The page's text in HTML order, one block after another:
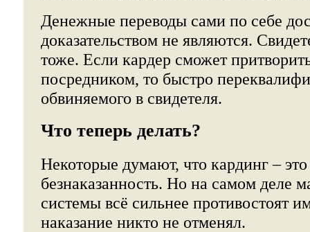
Денежные переводы сами по себе
доказательством не являются.
тоже. Если кардер сможет
посредником, то быстро
обвиняемого в свидетеля.
Что теперь делать?
Некоторые думают, что кардинг –
безнаказанность. Но на самом деле
системы всё сильнее противостоят
наказание никто не отменял.